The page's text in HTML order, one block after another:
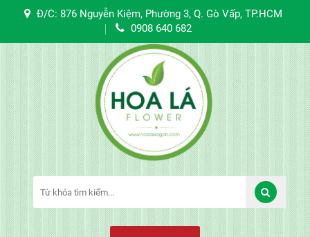
Đ/C: 876 Nguyễn Kiệm, Phường 3, Q. Gò Vấp, TP.HCM
0908 640 682